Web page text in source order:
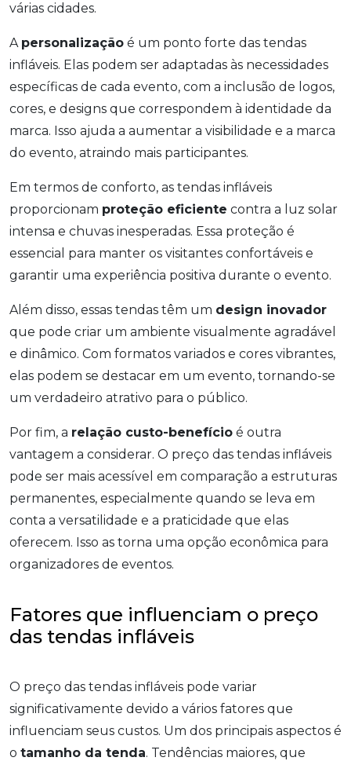
várias cidades.
A personalização é um ponto forte das tendas
infláveis. Elas podem ser adaptadas às necessidades
específicas de cada evento, com a inclusão de logos,
cores, e designs que correspondem à identidade da
marca. Isso ajuda a aumentar a visibilidade e a marca
do evento, atraindo mais participantes.
Em termos de conforto, as tendas infláveis
proporcionam proteção eficiente contra a luz solar
intensa e chuvas inesperadas. Essa proteção é
essencial para manter os visitantes confortáveis e
garantir uma experiência positiva durante o evento.
Além disso, essas tendas têm um design inovador
que pode criar um ambiente visualmente agradável
e dinâmico. Com formatos variados e cores vibrantes,
elas podem se destacar em um evento, tornando-se
um verdadeiro atrativo para o público.
Por fim, a relação custo-benefício é outra
vantagem a considerar. O preço das tendas infláveis
pode ser mais acessível em comparação a estruturas
permanentes, especialmente quando se leva em
conta a versatilidade e a praticidade que elas
oferecem. Isso as torna uma opção econômica para
organizadores de eventos.
Fatores que influenciam o preço
das tendas infláveis
O preço das tendas infláveis pode variar
significativamente devido a vários fatores que
influenciam seus custos. Um dos principais aspectos é
o tamanho da tenda. Tendências maiores, que